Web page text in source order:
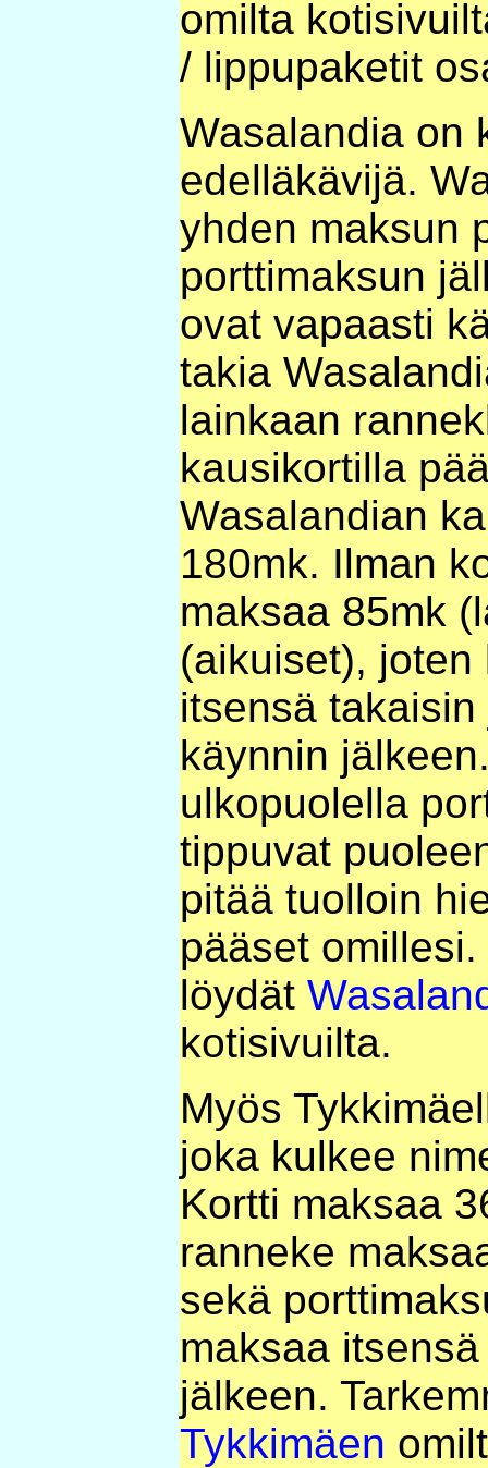
omilta
/ lippupaketit
Wasalandia on
edelläkävijä.
yhden maksun
porttimaksun
ovat vapaasti
takia
lainkaan
kausikortilla
Wasalandian
180mk. Ilman
maksaa 85mk
(aikuiset),
itsensä
käynnin
ulkopuolella
tippuvat
pitää tuolloin
pääset
löydät
kotisivuilta.
Myös
joka kulkee
Kortti maksaa
ranneke
sekä
maksaa
jälkeen.
Tykkimäen